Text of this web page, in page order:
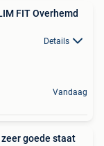
FIT Overhemd
Details
Vandaag
goede staat